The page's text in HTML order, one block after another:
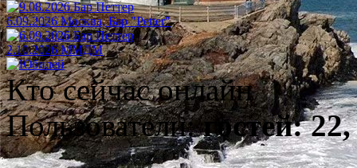
6.09.2026 Москва, Бар "Petter"
2.10.2026 ММДМ
Кто сейчас онлайн
Пользователи:гостей: